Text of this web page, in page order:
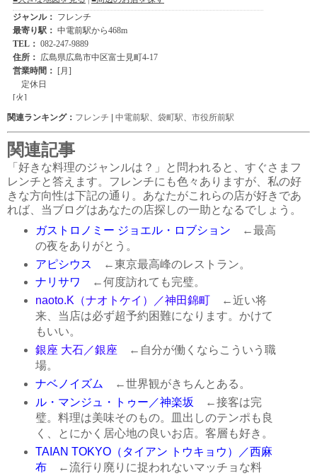
関連ランキング： フレンチ | 中電前駅 袋町駅 市役所前駅
関連記事
「好きな料理のジャンルは？」と問われると、すぐさまフ
レンチと答えます。フレンチにも色々ありますが、私の好
きな方向性は下記の通り。あなたがこれらの店が好きであ
れば、当ブログはあなたの店探しの一助となるでしょう。
ガストロノミー ジョエル・ロブション ←最高
の夜をありがとう。
アピシウス ←東京最高峰のレストラン。
ナリサワ ←何度訪れても完璧。
naoto.K（ナオトケイ）／神田錦町←近い将
来、当店は必ず超予約困難になります。かけて
もいい。
銀座 大石／銀座 ←自分が働くならこういう職
場。
ナベノイズム ←世界観がきちんとある。
ル・マンジュ・トゥー／神楽坂 ←接客は完
璧。料理は美味そのもの。皿出しのテンポも良
く、とにかく居心地の良いお店。客層も好き。
TAIAN TOKYO（タイアン トウキョウ）／西麻
布←流行り廃りに捉われないマッチョな料